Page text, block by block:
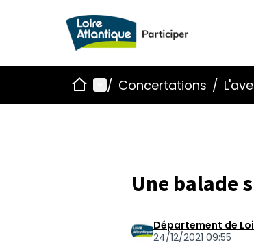
AccueilMenu principal
/ Concertations /
Une balade
Département de
24/12/2021 09:55